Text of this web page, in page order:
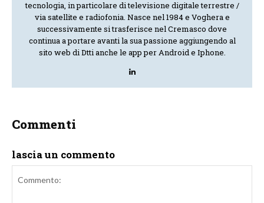
tecnologia, in particolare di televisione digitale terrestre /
via satellite e radiofonia. Nasce nel 1984 e Voghera e
successivamente si trasferisce nel Cremasco dove
continua a portare avanti la sua passione aggiungendo al
sito web di Dtti anche le app per Android e Iphone.
Commenti
lascia un commento